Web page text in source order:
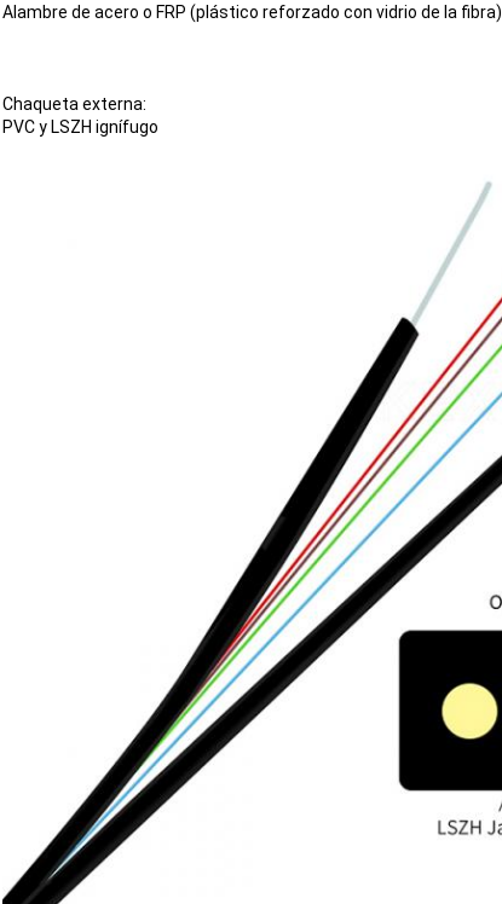
Alambre de acero o FRP (plástico reforzado con vidrio de la fibra)
Chaqueta externa:
PVC y LSZH ignífugo